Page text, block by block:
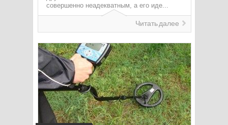
совершенно неадекватным, а его иде...
Читать далее